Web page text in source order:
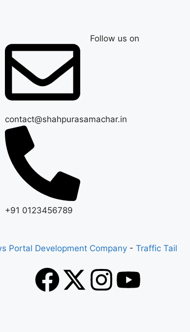
contact@shahpurasamachar.in
+91 0123456789
Follow us on
Portal Development Company - Traffic Tail